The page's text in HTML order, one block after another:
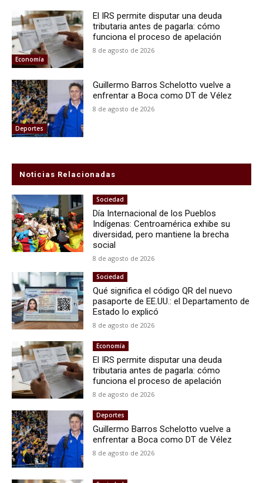
Economía
El IRS permite disputar una deuda
tributaria antes de pagarla: cómo
funciona el proceso de apelación
8 de agosto de 2026
Deportes
Guillermo Barros Schelotto vuelve a
enfrentar a Boca como DT de Vélez
8 de agosto de 2026
Noticias Relacionadas
Sociedad
Día Internacional de los Pueblos
Indígenas: Centroamérica exhibe su
diversidad, pero mantiene la brecha
social
8 de agosto de 2026
Sociedad
Qué significa el código QR del nuevo
pasaporte de EE.UU.: el Departamento de
Estado lo explicó
8 de agosto de 2026
Economía
El IRS permite disputar una deuda
tributaria antes de pagarla: cómo
funciona el proceso de apelación
8 de agosto de 2026
Deportes
Guillermo Barros Schelotto vuelve a
enfrentar a Boca como DT de Vélez
8 de agosto de 2026